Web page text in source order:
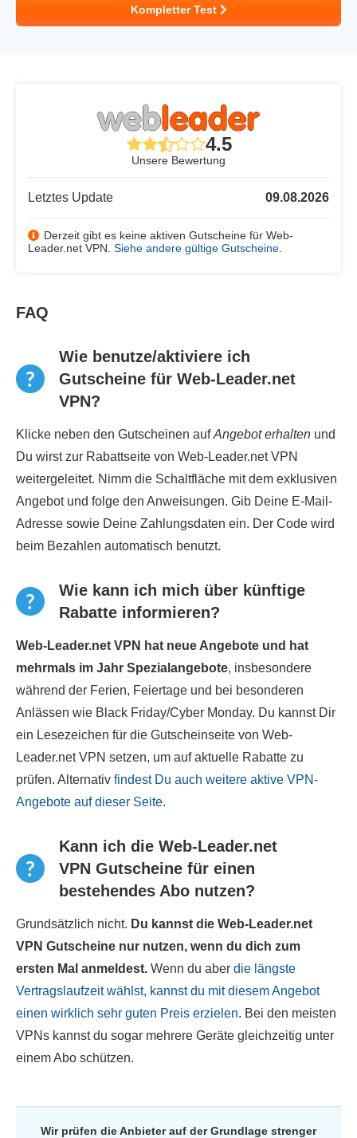
Kompletter Test
4.5
Unsere Bewertung
Letztes Update 09.08.2026
Derzeit gibt es keine aktiven Gutscheine für Web-
Leader.net VPN. Siehe andere gültige Gutscheine
FAQ
Wie benutze/aktiviere ich
Gutscheine für Web-Leader.net
VPN?
Klicke neben den Gutscheinen aufAngebot erhalten und
Du wirst zur Rabattseite von Web-Leader.net VPN
weitergeleitet. Nimm die Schaltfläche mit dem exklusiven
Angebot und folge den Anweisungen. Gib Deine E-Mail-
Adresse sowie Deine Zahlungsdaten ein. Der Code wird
beim Bezahlen automatisch benutzt.
Wie kann ich mich über künftige
Rabatte informieren?
Web-Leader.net VPN hat neue Angebote und hat
mehrmals im Jahr Spezialangebote, insbesondere
während der Ferien, Feiertage und bei besonderen
Anlässen wie Black Friday/Cyber Monday. Du kannst Dir
ein Lesezeichen für die Gutscheinseite von Web-
Leader.net VPN setzen, um auf aktuelle Rabatte zu
prüfen. Alternativ findest Du auch weitere aktive VPN-
Angebote auf dieser Seite.
Kann ich die Web-Leader.net
VPN Gutscheine für einen
bestehendes Abo nutzen?
Grundsätzlich nicht. Du kannst die Web-Leader.net
VPN Gutscheine nur nutzen, wenn du dich zum
ersten Mal anmeldest. Wenn du aber die längste
Vertragslaufzeit wählst, kannst du mit diesem Angebot
einen wirklich sehr guten Preis erzielen. Bei den meisten
VPNs kannst du sogar mehrere Geräte gleichzeitig unter
einem Abo schützen.
Wir prüfen die Anbieter auf der Grundlage strenger